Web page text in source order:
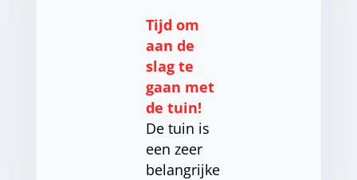
Tijd om
aan de
slag te
gaan met
de tuin!
De tuin is
een zeer
belangrijke